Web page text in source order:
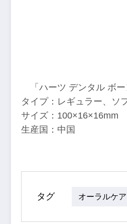
「ハーツ デンタル ボ
タイプ：レギュラー、ソ
サイズ：100×16×16mm
生産国：中国
タグ オーラルケア